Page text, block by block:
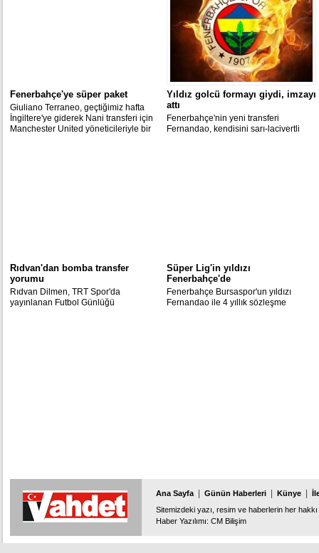
Fenerbahçe'ye süper paket
Giuliano Terraneo, geçtiğimiz hafta
İngiltere'ye giderek Nani transferi için
Manchester United yöneticileriyle bir
Yıldız golcü formayı giydi, imzayı
attı
Fenerbahçe'nin yeni transferi
Fernandao, kendisini sarı-lacivertli
Rıdvan'dan bomba transfer
yorumu
Rıdvan Dilmen, TRT Spor'da
yayınlanan Futbol Günlüğü
Süper Lig'in yıldızı
Fenerbahçe'de
Fenerbahçe Bursaspor'un yıldızı
Fernandao ile 4 yıllık sözleşme
Ana Sayfa Günün Haberleri Künye
Sitemizdeki yazı, resim ve haberlerin her
Haber Yazılımı: CM Bilişim